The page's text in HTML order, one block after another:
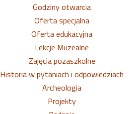
Godziny otwarcia
Oferta specjalna
Oferta edukacyjna
Lekcje Muzealne
Zajęcia pozaszkolne
Historia w pytaniach i odpowiedziach
Archeologia
Projekty